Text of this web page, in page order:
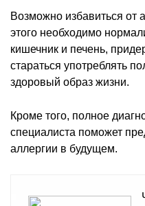
Возможно избавиться от
этого необходимо
кишечник и печень,
стараться употреблять
здоровый образ жизни.
Кроме того, полное
специалиста поможет
аллергии в будущем.